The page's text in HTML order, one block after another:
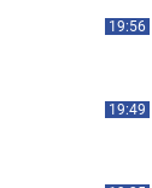
19:56
19:49